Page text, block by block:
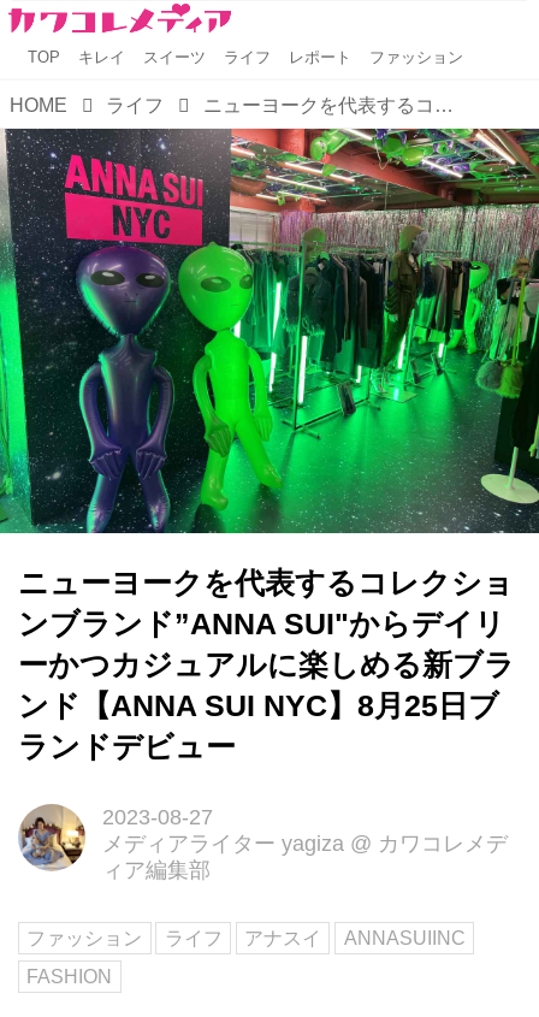
TOP キレイ スイーツ ライフ レポート ファッション
HOME ライフ ニューヨークを代表するコレクションブランド”ANNA SUI"からデイリーかつカジュアルに楽しめる新ブランド【ANNA SUI NYC】8月25日ブランドデビュー
ニューヨークを代表するコレクショ
ンブランド”ANNA SUI"からデイリ
ーかつカジュアルに楽しめる新ブラ
ンド【ANNA SUI NYC】8月25日ブ
ランドデビュー
2023-08-27
メディアライター yagiza @ カワコレメデ
ィア編集部
ファッション ライフ アナスイ
ANNASUIINC
FASHION